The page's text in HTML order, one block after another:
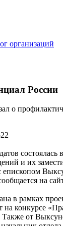
организаций
России
о
состоялась
и их
епископом
на
в рамках
на конкурсе
от